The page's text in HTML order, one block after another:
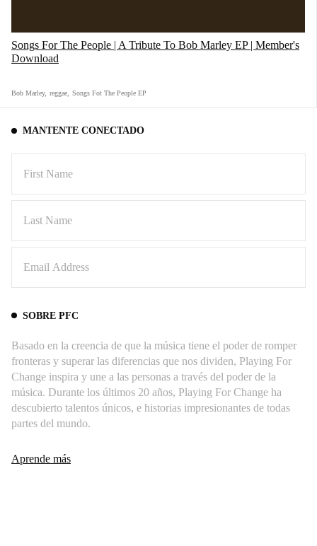
Songs For The People | A Tribute To Bob Marley EP | Member's
Download
Bob Marley, reggae Songs Fot The People EP
MANTENTE CONECTADO
SOBRE PFC
Basado en la creencia de que la música tiene el poder de romper
fronteras y superar las diferencias que nos dividen, Playing For
Change inspira y une a las personas a través del poder de la
música. Durante los últimos 20 años, Playing For Change ha
descubierto talentos únicos, e historias impresionantes de todas
partes del mundo.
Aprende más